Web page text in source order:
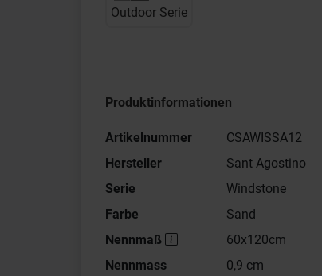
Outdoor Serie
Produktinformationen
Artikelnummer
CSAWISSA12
Hersteller
Sant Agostino
Serie
Windstone
Farbe
Sand
Nennmaß
60x120cm
Nennmass
0,9 cm